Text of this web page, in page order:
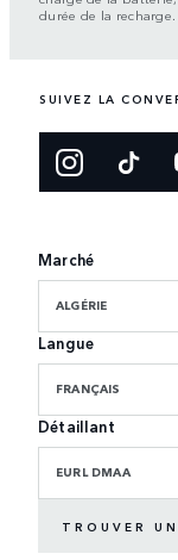
durée de la recharge.
SUIVEZ LA
Marché
ALGÉRIE
Langue
FRANÇAIS
Détaillant
EURL DMAA
TROUVER